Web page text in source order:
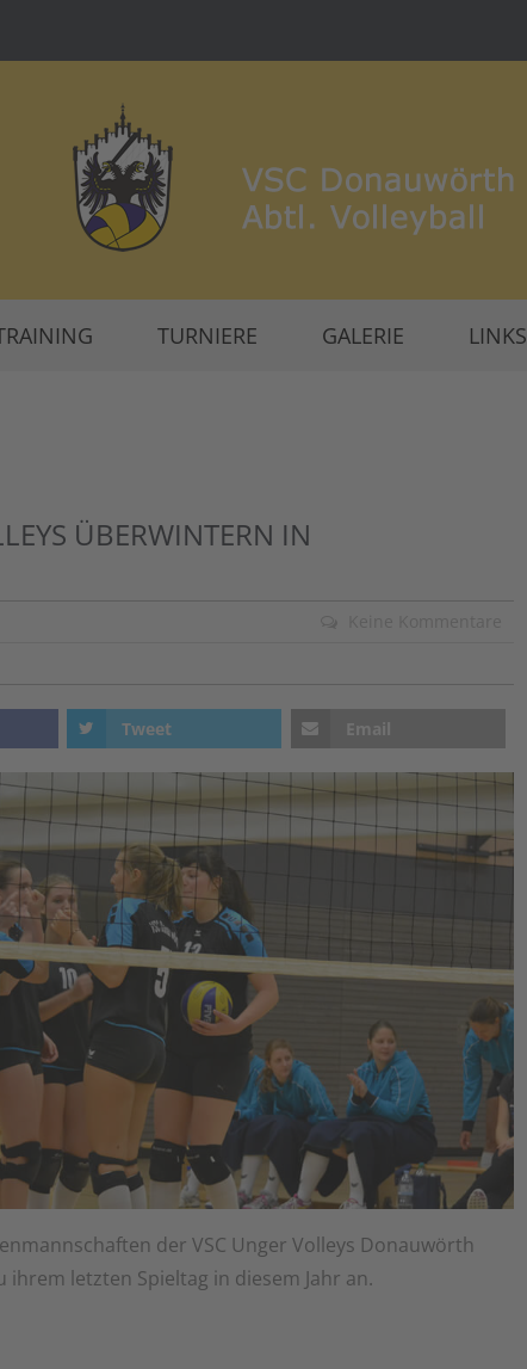
TURNIERE GALERIE LINKS
ÜBERWINTERN IN
Tweet Email
der VSC Unger Volleys Donauwörth
letzten Spieltag in diesem Jahr an.